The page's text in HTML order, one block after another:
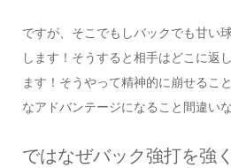
ですが、そこでもしバックでも甘い
します！そうすると相手はどこに返
ます！そうやって精神的に崩せるこ
なアドバンテージになること間違い
ではなぜバック強打を強